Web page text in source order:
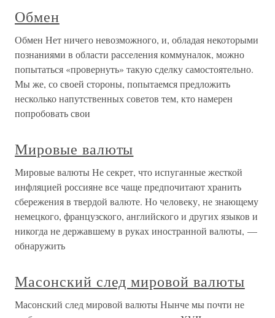
Обмен
Обмен Нет ничего невозможного, и, обладая некоторыми
познаниями в области расселения коммуналок, можно
попытаться «провернуть» такую сделку самостоятельно.
Мы же, со своей стороны, попытаемся предложить
несколько напутственных советов тем, кто намерен
попробовать свои
Мировые валюты
Мировые валюты Не секрет, что испуганные жесткой
инфляцией россияне все чаще предпочитают хранить
сбережения в твердой валюте. Но человеку, не знающему
немецкого, французского, английского и других языков и
никогда не державшему в руках иностранной валюты, —
обнаружить
Масонский след мировой валюты
Масонский след мировой валюты Нынче мы почти не